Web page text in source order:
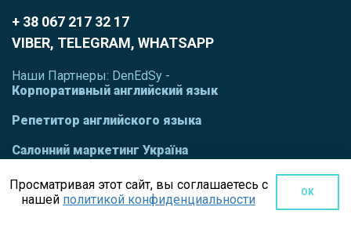
Просматривая этот сайт, вы соглашаетесь с
нашей политикой конфиденциальности OK
+ 38 067 217 32 17
VIBER, TELEGRAM, WHATSAPP
Наши Партнеры: DenEdSy -
Корпоративный английский язык
Репетитор английского языка
Салонний маркетинг Україна